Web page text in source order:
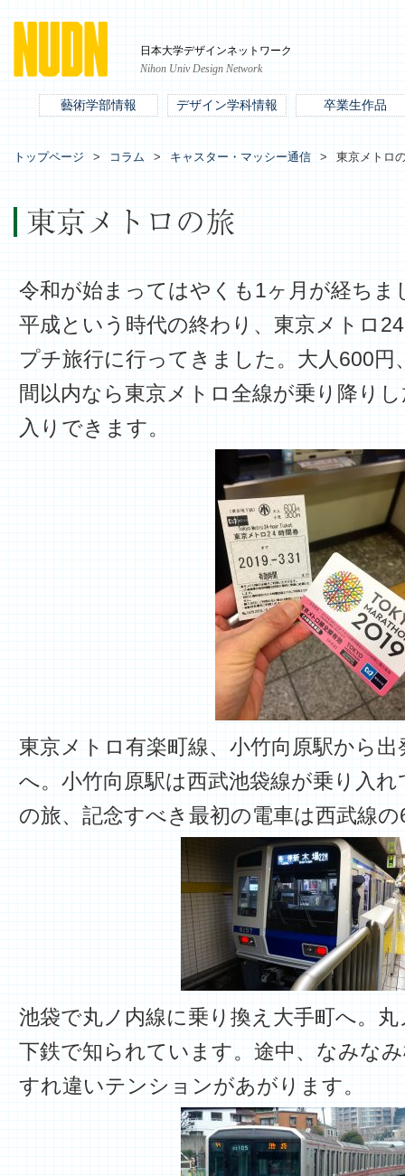
日本大学デザインネットワーク
Nihon Univ Design Network
藝術学部情報 デザイン学科情報 卒業生作品
トップページ コラム キャスター・マッシー通信 東京メトロ
東京メトロの旅
令和が始まってはやくも1ヶ月が経ちま
平成という時代の終わり、東京メトロ
プチ旅行に行ってきました。大人600円
間以内なら東京メトロ全線が乗り降り
入りできます。
東京メトロ有楽町線、小竹向原駅から
へ。小竹向原駅は西武池袋線が乗り入
の旅、記念すべき最初の電車は西武線
池袋で丸ノ内線に乗り換え大手町へ。
下鉄で知られています。途中、なみな
すれ違いテンションがあがります。